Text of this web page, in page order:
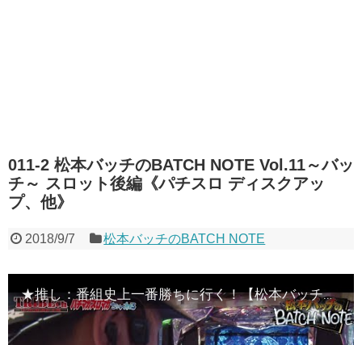
011-2 松本バッチのBATCH NOTE Vol.11～バッ
チ～ スロット後編《パチスロ ディスクアッ
プ、他》
2018/9/7 松本バッチのBATCH NOTE
★推し：番組史上一番勝ちに行く！【松本バッチのBATCH NOTE Vol.11～バッチ～】スロット後編《パチスロ ディスクアップ、他》